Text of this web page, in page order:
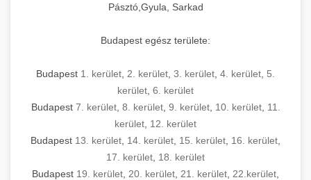
Pásztó,Gyula, Sarkad
Budapest egész területe:
Budapest 1. kerület 2. kerület 3. kerület 4. kerület 5.
kerület 6. kerület
Budapest 7. kerület, 8. kerület, 9. kerület, 10. kerület, 11.
kerület 12. kerület
Budapest 13. kerület 14. kerület 15. kerület 16. kerület
17. kerület 18. kerület
Budapest 19. kerület 20. kerület 21. kerület 22.kerület